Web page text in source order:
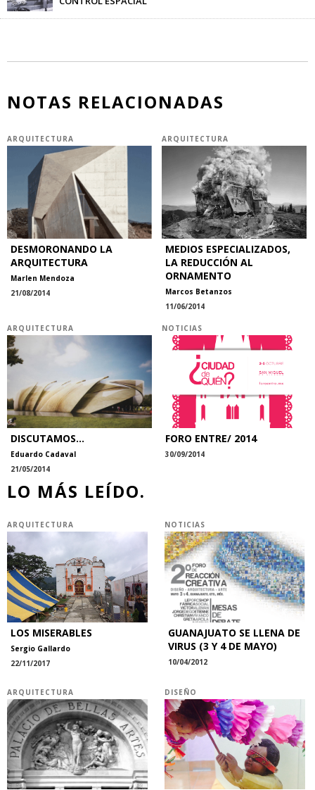
NOTAS RELACIONADAS
ARQUITECTURA
DESMORONANDO LA
ARQUITECTURA
Marlen Mendoza
21/08/2014
ARQUITECTURA
MEDIOS ESPECIALIZADOS,
LA REDUCCIÓN AL
ORNAMENTO
Marcos Betanzos
11/06/2014
ARQUITECTURA
DISCUTAMOS...
Eduardo Cadaval
21/05/2014
NOTICIAS
FORO ENTRE/ 2014
30/09/2014
LO MÁS LEÍDO.
ARQUITECTURA
LOS MISERABLES
Sergio Gallardo
22/11/2017
NOTICIAS
GUANAJUATO SE LLENA DE
VIRUS (3 Y 4 DE MAYO)
10/04/2012
ARQUITECTURA DISEÑO